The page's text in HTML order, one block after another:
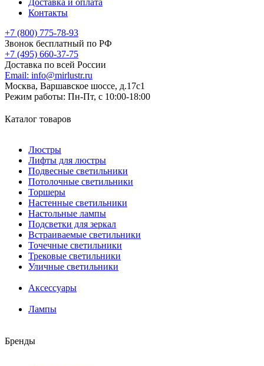
Доставка и оплата
Контакты
+7 (800) 775-78-93
Звонок бесплатный по РФ
+7 (495) 660-37-75
Доставка по всей России
Email: info@mirlustr.ru
Москва, Варшавское шоссе, д.17c1
Режим работы: Пн-Пт, с 10:00-18:00
Каталог товаров
Люстры
Лифты для люстры
Подвесные светильники
Потолочные светильники
Торшеры
Настенные светильники
Настольные лампы
Подсветки для зеркал
Встраиваемые светильники
Точечные светильники
Трековые светильники
Уличные светильники
Аксессуары
Лампы
Бренды